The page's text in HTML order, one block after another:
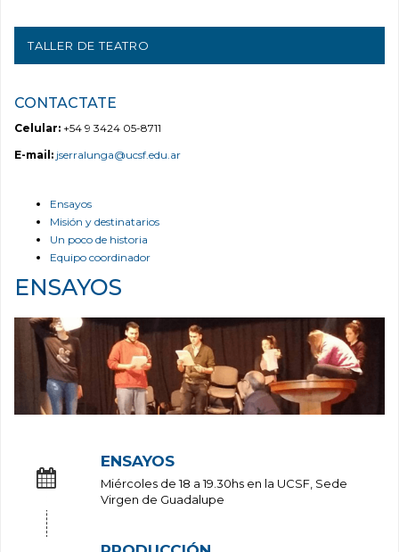
TALLER DE TEATRO
CONTACTATE
Celular: +54 9 3424 05-8711
E-mail: jserralunga@ucsf.edu.ar
Ensayos
Misión y destinatarios
Un poco de historia
Equipo coordinador
ENSAYOS
ENSAYOS
Miércoles de 18 a 19.30hs en la UCSF, Sede
Virgen de Guadalupe